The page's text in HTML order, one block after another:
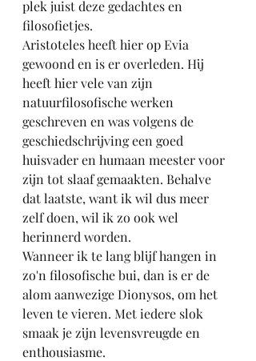
plek juist deze gedachtes en
filosofietjes.
Aristoteles heeft hier op Evia
gewoond en is er overleden. Hij
heeft hier vele van zijn
natuurfilosofische werken
geschreven en was volgens de
geschiedschrijving een goed
huisvader en humaan meester voor
zijn tot slaaf gemaakten. Behalve
dat laatste, want ik wil dus meer
zelf doen, wil ik zo ook wel
herinnerd worden.
Wanneer ik te lang blijf hangen in
zo'n filosofische bui, dan is er de
alom aanwezige Dionysos, om het
leven te vieren. Met iedere slok
smaak je zijn levensvreugde en
enthousiasme.